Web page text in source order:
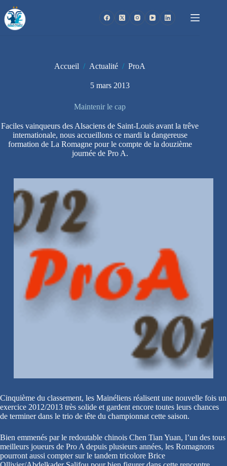
au
contenu
Accueil / Actualité / ProA
5 mars 2013
Maintenir le cap
Faciles vainqueurs des Alsaciens de Saint-Louis avant la trêve
internationale, nous accueillons ce mardi la dangereuse
formation de La Romagne pour le compte de la douzième
journée de Pro A.
Cinquième du classement, les Mainéliens réalisent une nouvelle fois un
exercice 2012/2013 très solide et gardent encore toutes leurs chances
de terminer dans le trio de tête du championnat cette saison.
Bien emmenés par le redoutable chinois Chen Tian Yuan, l’un des tous
meilleurs joueurs de Pro A depuis plusieurs années, les Romagnons
pourront aussi compter sur le tandem tricolore Brice